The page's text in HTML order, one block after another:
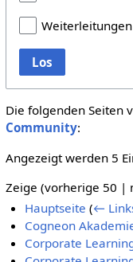
Los
Die folgenden Seiten
Community:
Angezeigt werden 5
Zeige (vorherige 50 |
Hauptseite (←
Cogneon
Corporate